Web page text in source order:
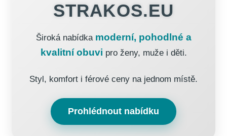
STRAKOS.EU
Široká nabídka moderní, pohodlné a
kvalitní obuvi pro ženy, muže i děti.
Styl, komfort i férové ceny na jednom místě.
Prohlédnout nabídku